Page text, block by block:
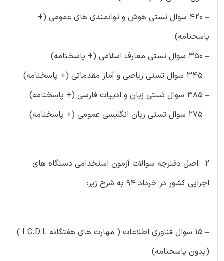
– ۴۲۰ سوال تستی هوش و توانمندی های عمومی (+
پاسخنامه)
– ۳۵۰ سوال تستی معارف اسلامی (+ پاسخنامه)
– ۳۴۵ سوال تستی ریاضی و آمار مقدماتی (+ پاسخنامه)
– ۳۸۵ سوال تستی زبان و ادبیات فارسی (+ پاسخنامه)
– ۲۷۵ سوال تستی زبان انگلیسی عمومی (+ پاسخنامه)
۲– اصل دفترچه سوالات آزمون استخدامی دستگاه های
اجرایی کشور در خرداد ۹۴ به شرح زیر:
– ۱۵ سوال فناوری اطلاعات ( مهارت های هفتگانه I.C.D.L )
(بدون پاسخنامه)